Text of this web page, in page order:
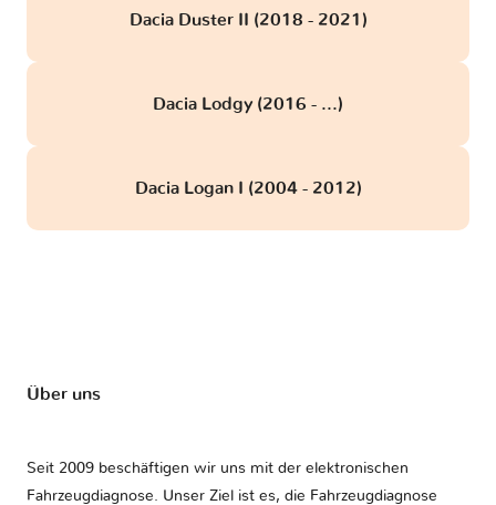
Dacia Duster II (2018 - 2021)
Dacia Lodgy (2016 - ...)
Dacia Logan I (2004 - 2012)
Über uns
Seit 2009 beschäftigen wir uns mit der elektronischen
Fahrzeugdiagnose. Unser Ziel ist es, die Fahrzeugdiagnose